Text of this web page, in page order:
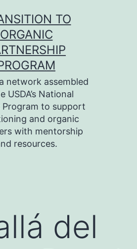
TO
ORGANIC
network assembled
USDA’s National
Program to support
and organic
with mentorship
resources.
del